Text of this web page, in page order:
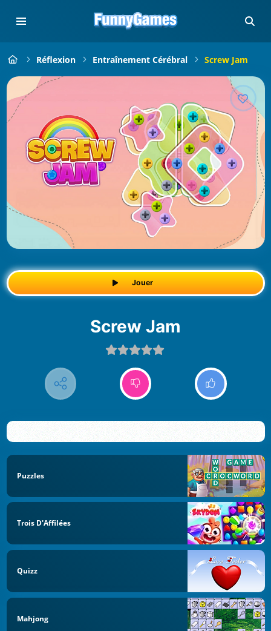
Réflexion Entraînement Cérébral Screw Jam
Jouer
Screw Jam
Puzzles
Trois D'Affilées
Quizz
Mahjong